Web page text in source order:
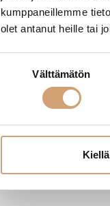
kumppaneillemme
olet antanut heille tai
Välttämätön
Kiellä